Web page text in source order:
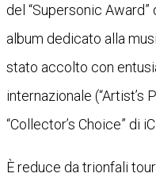
del “Supersonic
album dedicato alla
stato accolto con
internazionale (“Artist’s
“Collector’s Choice” di
È reduce da trionfali